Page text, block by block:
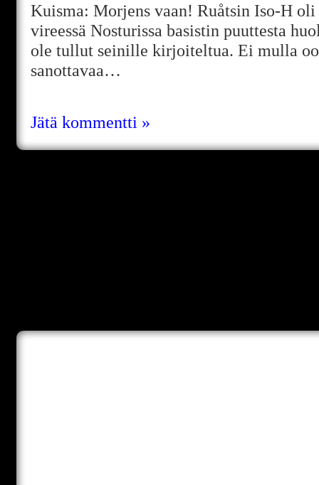
Kuisma: Morjens vaan! Ruåtsin Iso-H
vireessä Nosturissa basistin puuttesta
ole tullut seinille kirjoiteltua. Ei mulla
sanottavaa…
Jätä kommentti »